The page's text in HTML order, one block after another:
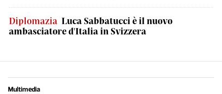
Diplomazia Luca Sabbatucci è il nuovo
ambasciatore d'Italia in Svizzera
Multimedia